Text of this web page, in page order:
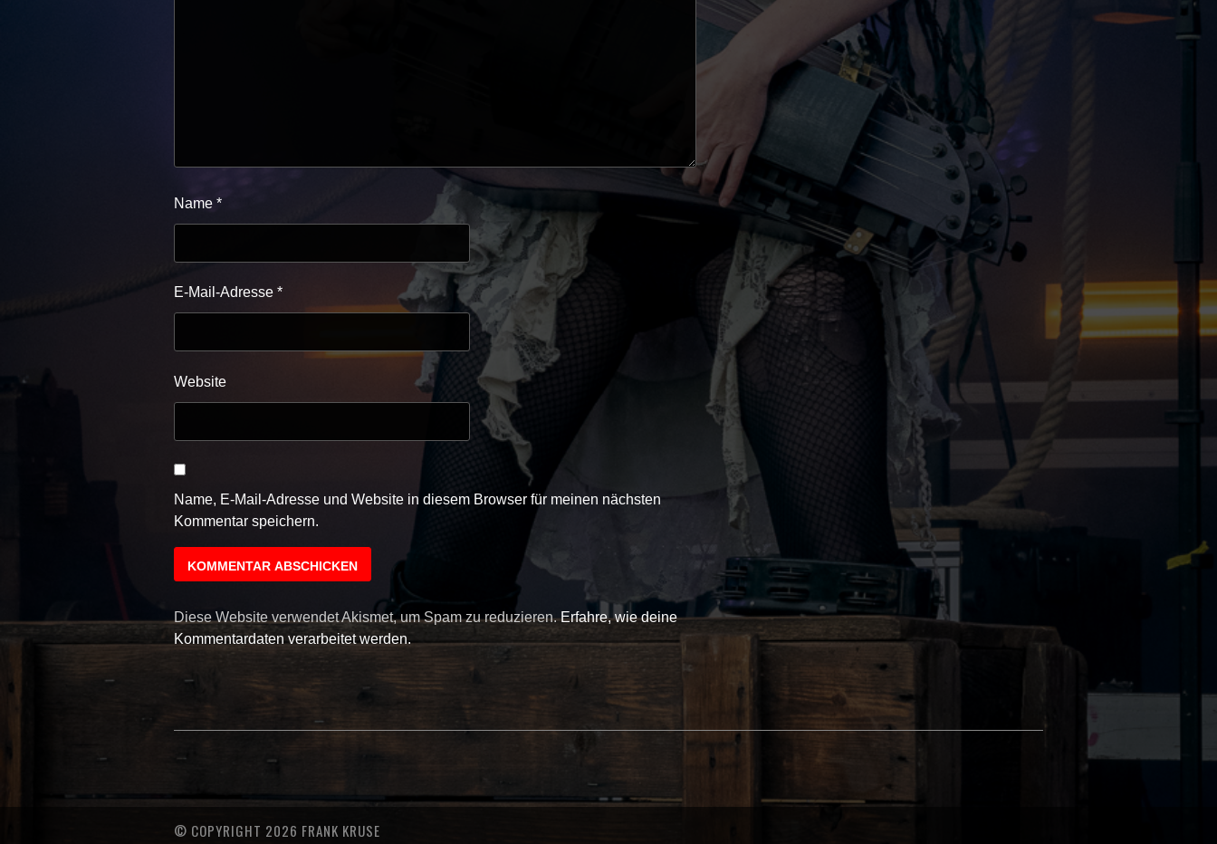
Name *
E-Mail-Adresse *
Website
Name, E-Mail-Adresse und Website in diesem Browser für meinen nächsten
Kommentar speichern.
Diese Website verwendet Akismet, um Spam zu reduzieren.Erfahre, wie deine
Kommentardaten verarbeitet werden.
© COPYRIGHT 2026 FRANK KRUSE